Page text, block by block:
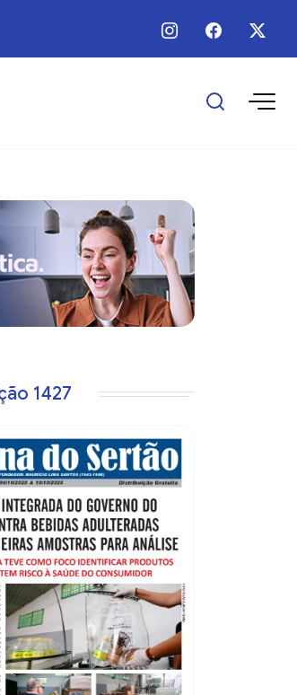
- Prefeitura divulga programação das
1427